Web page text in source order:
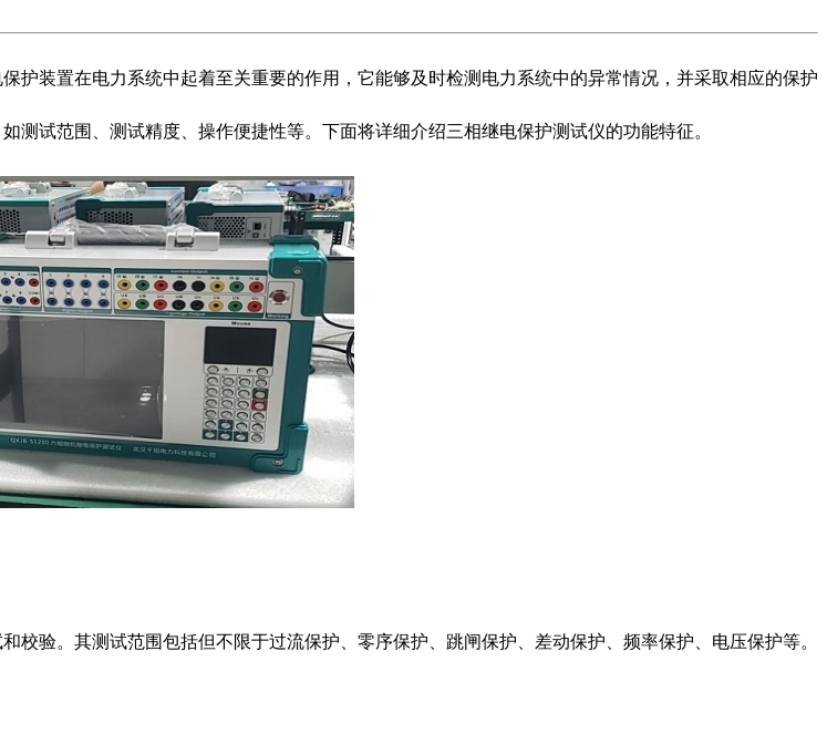
护装置在电力系统中起着至关重要的作用，它能够及时检测电力系统中的异常情况，并采取相应的保护
试范围、测试精度、操作便捷性等。下面将详细介绍三相继电保护测试仪的功能特征。
验。其测试范围包括但不限于过流保护、零序保护、跳闸保护、差动保护、频率保护、电压保护等。